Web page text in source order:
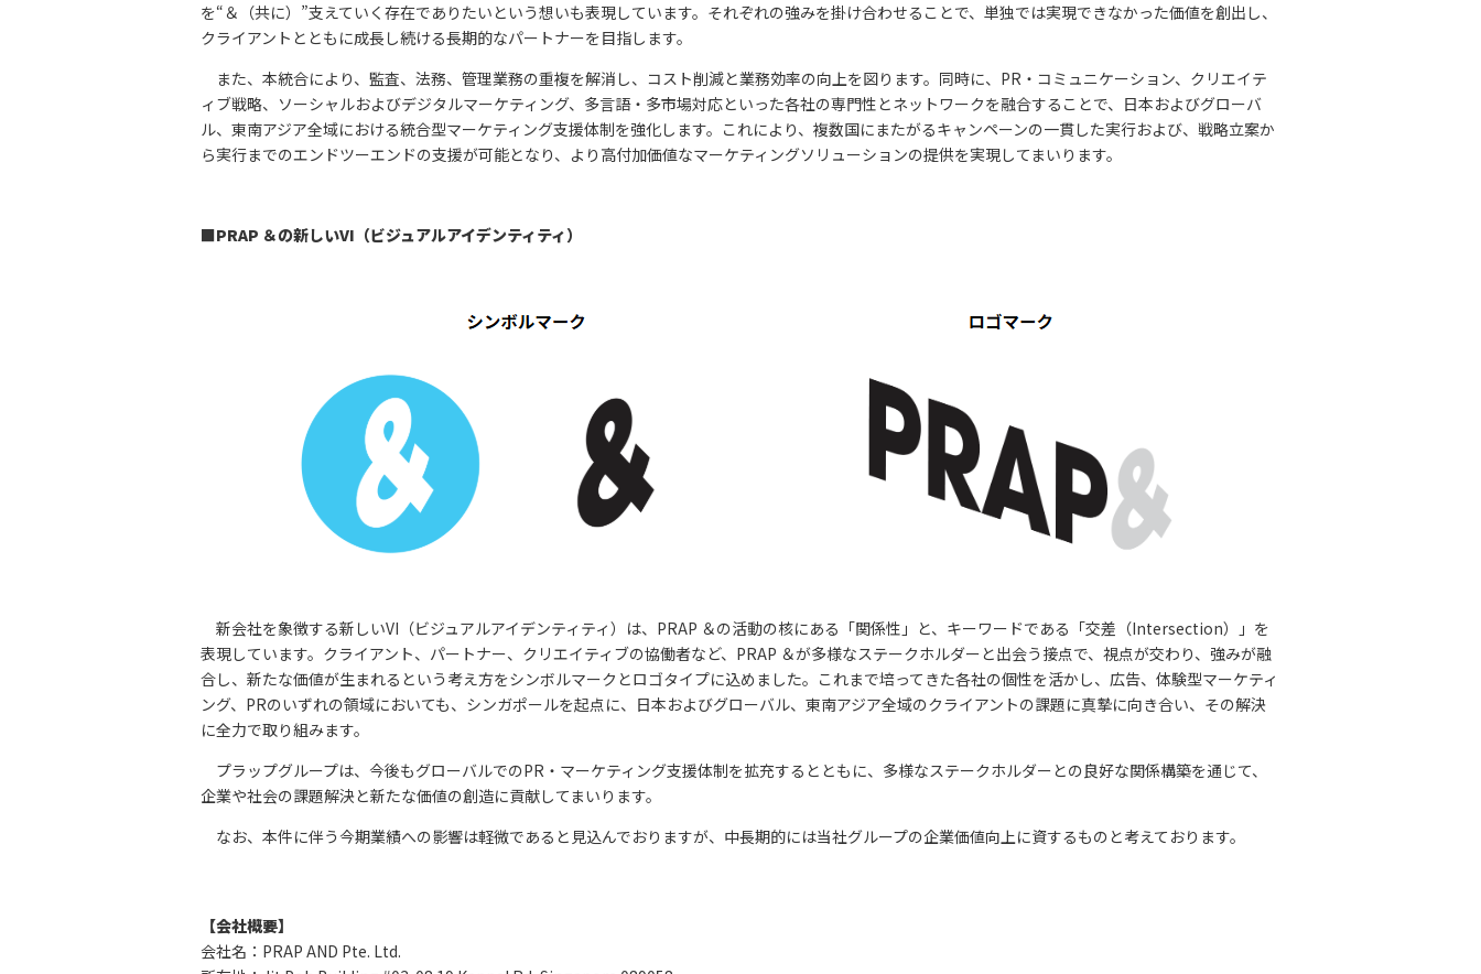
を“＆（共に）”支えていく存在でありたいという想いも表現しています。それぞれの強みを掛け合わせることで、単独では実現できなかった価値を創出し、
クライアントとともに成⻑し続ける⻑期的なパートナーを⽬指します。
また、本統合により、監査、法務、管理業務の重複を解消し、コスト削減と業務効率の向上を図ります。同時に、PR・コミュニケーション、クリエイテ
ィブ戦略、ソーシャルおよびデジタルマーケティング、多⾔語・多市場対応といった各社の専⾨性とネットワークを融合することで、日本およびグローバ
ル、東南アジア全域における統合型マーケティング⽀援体制を強化します。これにより、複数国にまたがるキャンペーンの⼀貫した実⾏および、戦略⽴案か
ら実⾏までのエンドツーエンドの⽀援が可能となり、より⾼付加価値なマーケティングソリューションの提供を実現してまいります。
■PRAP ＆の新しいVI（ビジュアルアイデンティティ）
新会社を象徴する新しいVI（ビジュアルアイデンティティ）は、PRAP ＆の活動の核にある「関係性」と、キーワードである「交差（Intersection）」を
表現しています。クライアント、パートナー、クリエイティブの協働者など、PRAP ＆が多様なステークホルダーと出会う接点で、視点が交わり、強みが融
合し、新たな価値が生まれるという考え方をシンボルマークとロゴタイプに込めました。これまで培ってきた各社の個性を活かし、広告、体験型マーケティ
ング、PRのいずれの領域においても、シンガポールを起点に、日本およびグローバル、東南アジア全域のクライアントの課題に真摯に向き合い、その解決
に全⼒で取り組みます。
プラップグループは、今後もグローバルでのPR・マーケティング支援体制を拡充するとともに、多様なステークホルダーとの良好な関係構築を通じて、
企業や社会の課題解決と新たな価値の創造に貢献してまいります。
なお、本件に伴う今期業績への影響は軽微であると見込んでおりますが、中長期的には当社グループの企業価値向上に資するものと考えております。
【会社概要】
会社名：PRAP AND Pte. Ltd.